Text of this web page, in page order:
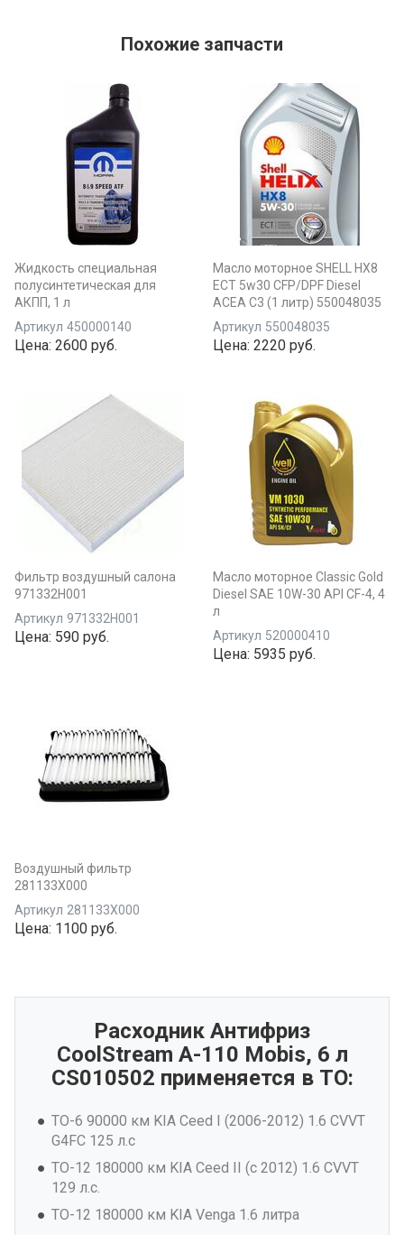
Похожие запчасти
Жидкость специальная
полусинтетическая для
АКПП, 1 л
Артикул 450000140
Цена: 2600 руб.
Масло моторное SHELL HX8
ECT 5w30 CFP/DPF Diesel
ACEA C3 (1 литр) 550048035
Артикул 550048035
Цена: 2220 руб.
Фильтр воздушный салона
971332H001
Артикул 971332H001
Цена: 590 руб.
Масло моторное Classic Gold
Diesel SAE 10W-30 API CF-4, 4
л
Артикул 520000410
Цена: 5935 руб.
Воздушный фильтр
281133X000
Артикул 281133X000
Цена: 1100 руб.
Расходник Антифриз
CoolStream A-110 Mobis, 6 л
CS010502 применяется в ТО:
ТО-6 90000 км KIA Ceed I (2006-2012) 1.6 CVVT
G4FC 125 л.с
ТО-12 180000 км KIA Ceed II (с 2012) 1.6 CVVT
129 л.с.
ТО-12 180000 км KIA Venga 1.6 литра